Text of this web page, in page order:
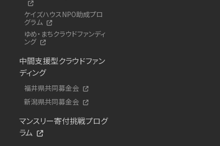
ケイズハウスNPO助成プロ
グラム
ゆめ・まちクラウドファンディ
ング
中間支援型クラウドファン
ディング
福井県共同募金会
新潟県共同募金会
マンスリー寄付挑戦プログ
ラム